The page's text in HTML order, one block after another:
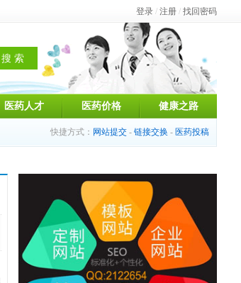
登录 / 注册 / 找回密码
医药人才 医药价格 健康之路
快捷方式： 网站提交 - 链接交换 - 医药投稿